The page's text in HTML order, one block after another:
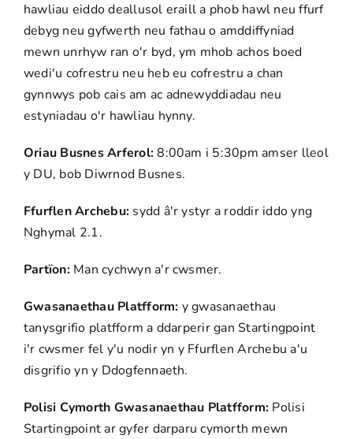
hawliau eiddo deallusol eraill a phob hawl neu ffurf
debyg neu gyfwerth neu fathau o amddiffyniad
mewn unrhyw ran o'r byd, ym mhob achos boed
wedi'u cofrestru neu heb eu cofrestru a chan
gynnwys pob cais am ac adnewyddiadau neu
estyniadau o'r hawliau hynny.
Oriau Busnes Arferol:8:00am i 5:30pm amser lleol
y DU, bob Diwrnod Busnes.
Ffurflen Archebu: sydd â'r ystyr a roddir iddo yng
Nghymal 2.1.
Partïon:Man cychwyn a'r cwsmer.
Gwasanaethau Platfform: y gwasanaethau
tanysgrifio platfform a ddarperir gan Startingpoint
i'r cwsmer fel y'u nodir yn y Ffurflen Archebu a'u
disgrifio yn y Ddogfennaeth.
Polisi Cymorth Gwasanaethau Platfform: Polisi
Startingpoint ar gyfer darparu cymorth mewn